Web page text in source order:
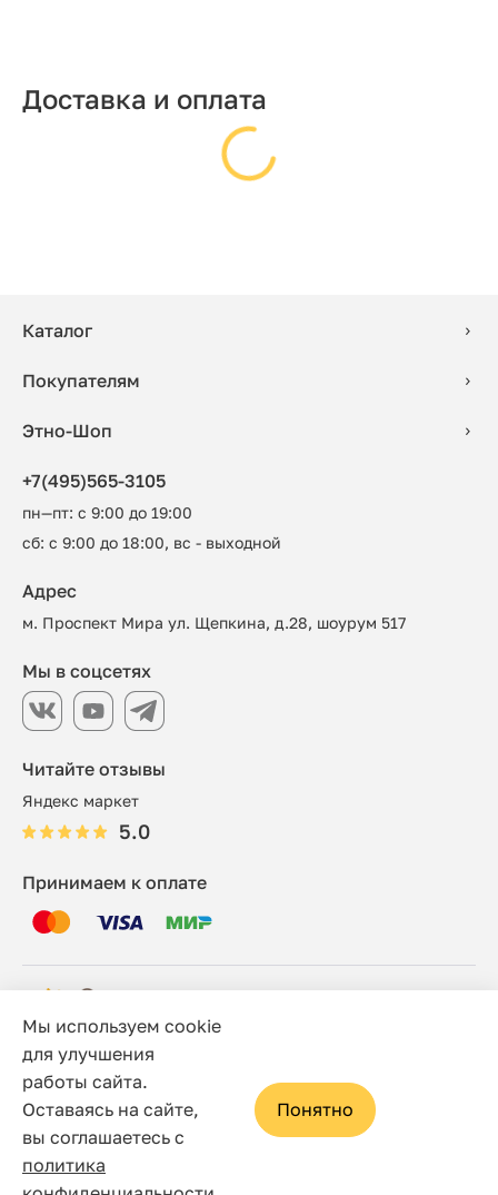
Доставка и оплата
Каталог
Покупателям
Этно-Шоп
+7(495)565-3105
пн—пт: с 9:00 до 19:00
сб: с 9:00 до 18:00, вс - выходной
Читайте отзывы
Яндекс маркет
5.0
Адрес
м. Проспект Мира ул. Щепкина, д.28, шоурум 517
Принимаем к оплате
Мы в соцсетях
© 2006 - 2026 Этно-шоп, Интернет-магазин
Политика конфиденциальности
Сайт носит исключительно информационный характер, и
ни при каких условиях не является публичной офертой,
определяемой положениями статьи 437(2) Гражданского
Мы используем cookie
для улучшения
работы сайта.
Оставаясь на сайте,
вы соглашаетесь с
политика
Понятно